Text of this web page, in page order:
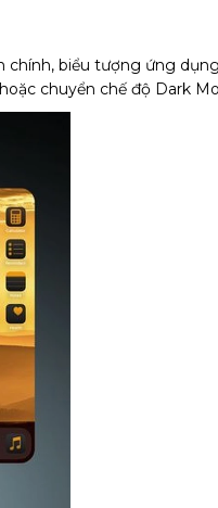
biểu tượng ứng
chuyển chế độ Dark